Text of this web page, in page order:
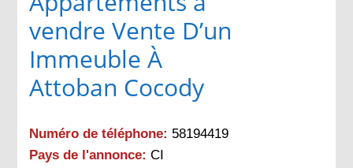
vendre Vente D’un
Immeuble À
Attoban Cocody
Numéro de téléphone: 58194419
Pays de l'annonce: CI